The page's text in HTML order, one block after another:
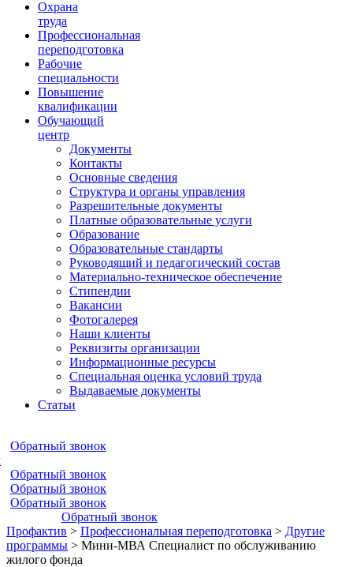
Ориентир охраны труда
Охрана
труда
Профессиональная
переподготовка
Рабочие
специальности
Повышение
квалификации
Обучающий
центр
Документы
Контакты
Основные сведения
Структура и органы управления
Разрешительные документы
Платные образовательные услуги
Образование
Образовательные стандарты
Руководящий и педагогический состав
Материально-техническое обеспечение
Стипендии
Вакансии
Фотогалерея
Наши клиенты
Реквизиты организации
Информационные ресурсы
Специальная оценка условий труда
Выдаваемые документы
Статьи
Обратный звонок
Обратный звонок
Обратный звонок
Обратный звонок
Обратный звонок
Профактив > Профессиональная переподготовка > Другие
программы > Мини-МВА Специалист по обслуживанию
жилого фонда